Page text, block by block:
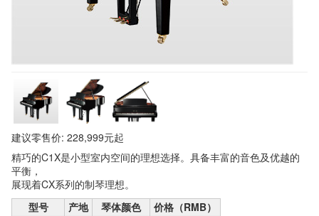
建议零售价: 228,999元起
精巧的C1X是小型室内空间的理想选择。具备丰富的音色及优越的
平衡，
展现着CX系列的制琴理想。
型号
产地 琴体颜色
价格（RMB）